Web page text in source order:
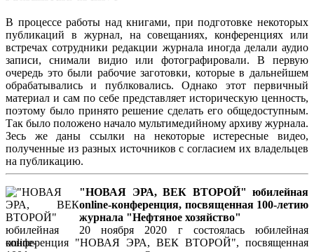
В процессе работы над книгами, при подготовке некоторых
публикаций в журнал, на совещаниях, конференциях или
встречах сотрудники редакции журнала иногда делали аудио
записи, снимали видио или фотографировали. В первую
очередь это были рабочие заготовки, которые в дальнейшем
обрабатывались и публковались. Однако этот первичный
материал и сам по себе представляет историческую ценность,
поэтому было принято решение сделать его общедоступным.
Так было положено начало мультимедийному архиву журнала.
Зесь же даны ссылки на некоторые истересные видео,
полученные из разных источников с согласием их владельцев
на публикацию.
"НОВАЯ ЭРА, ВЕК ВТОРОЙ" юбилейная
online-конференция, посвященная 100-летию
журнала "Нефтяное хозяйство"
20 ноября 2020 г состоялась юбилейная
конференция "НОВАЯ ЭРА, ВЕК ВТОРОЙ", посвященная